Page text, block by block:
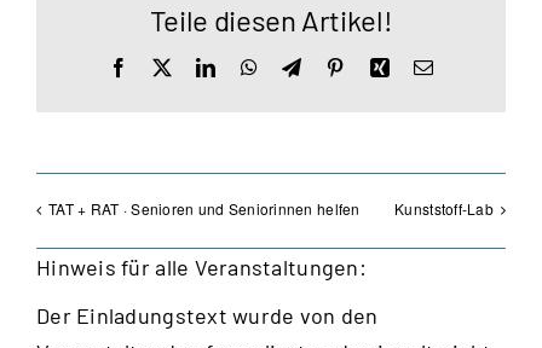
Teile diesen Artikel!
Facebook LinkedInWhatsApp
TelegramPinterestXingE-
TAT + RAT · Senioren und Seniorinnen helfen Kunststoff-Lab
Hinweis für alle Veranstaltungen:
Der Einladungstext wurde von den